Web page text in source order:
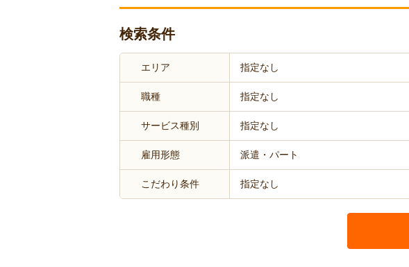
検索条件
エリア 指定なし
職種 指定なし
サービス種別 指定なし
雇用形態 派遣・パート
こだわり条件 指定なし